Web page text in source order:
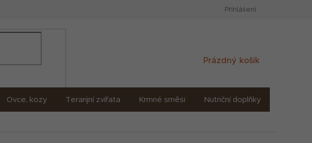
umělé inteligence (AI) Přihlášení
Nákupní
Prázdný košík
Ovce, kozy Terarijní zvířata Krmné směsi Nutriční doplňky